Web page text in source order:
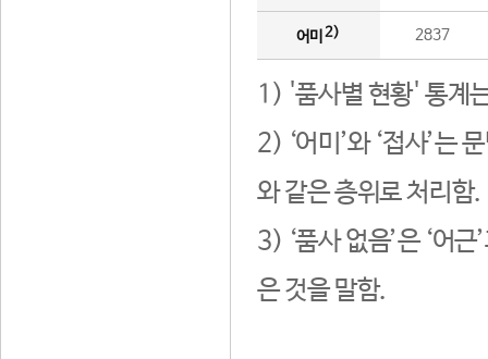
어미 2) 2837
1) '품사별 현황' 통계
2) ‘어미’와 ‘접사’는
와 같은 층위로 처리함.
3) ‘품사 없음’은 ‘어
은 것을 말함.